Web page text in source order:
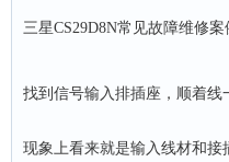
三星CS29D8N常见故障维修案
找到信号输入排插座，顺着
现象上看来就是输入线材和接